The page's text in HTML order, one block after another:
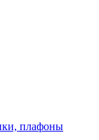
плафоны